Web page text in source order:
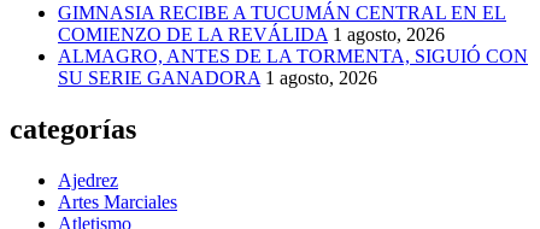
GIMNASIA RECIBE A TUCUMÁN CENTRAL EN EL
COMIENZO DE LA REVÁLIDA 1 agosto, 2026
ALMAGRO, ANTES DE LA TORMENTA, SIGUIÓ CON
SU SERIE GANADORA 1 agosto, 2026
categorías
Ajedrez
Artes Marciales
Atletismo